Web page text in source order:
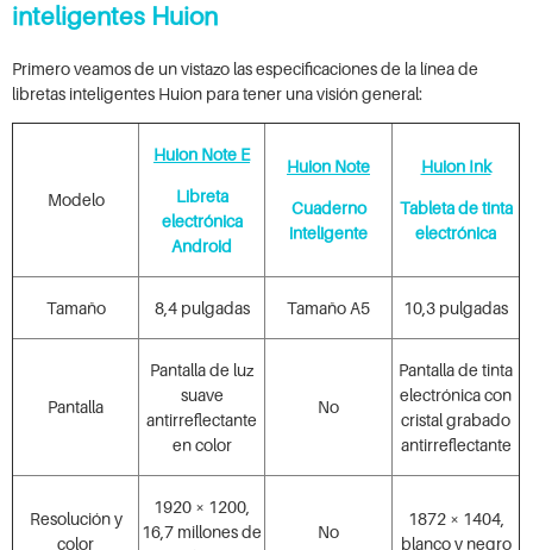
inteligentes Huion
Primero veamos de un vistazo las especificaciones de la línea de
libretas inteligentes Huion para tener una visión general:
Modelo
Huion Note E
Libreta
electrónica
Android
Huion Note
Cuaderno
inteligente
Huion Ink
Tableta de tinta
electrónica
Tamaño 8,4 pulgadas Tamaño A5 10,3 pulgadas
Pantalla
Pantalla de luz
suave
antirreflectante
en color
No
Pantalla de tinta
electrónica con
cristal grabado
antirreflectante
Resolución y
color
1920 × 1200,
16,7 millones de
No
1872 × 1404,
blanco y negro